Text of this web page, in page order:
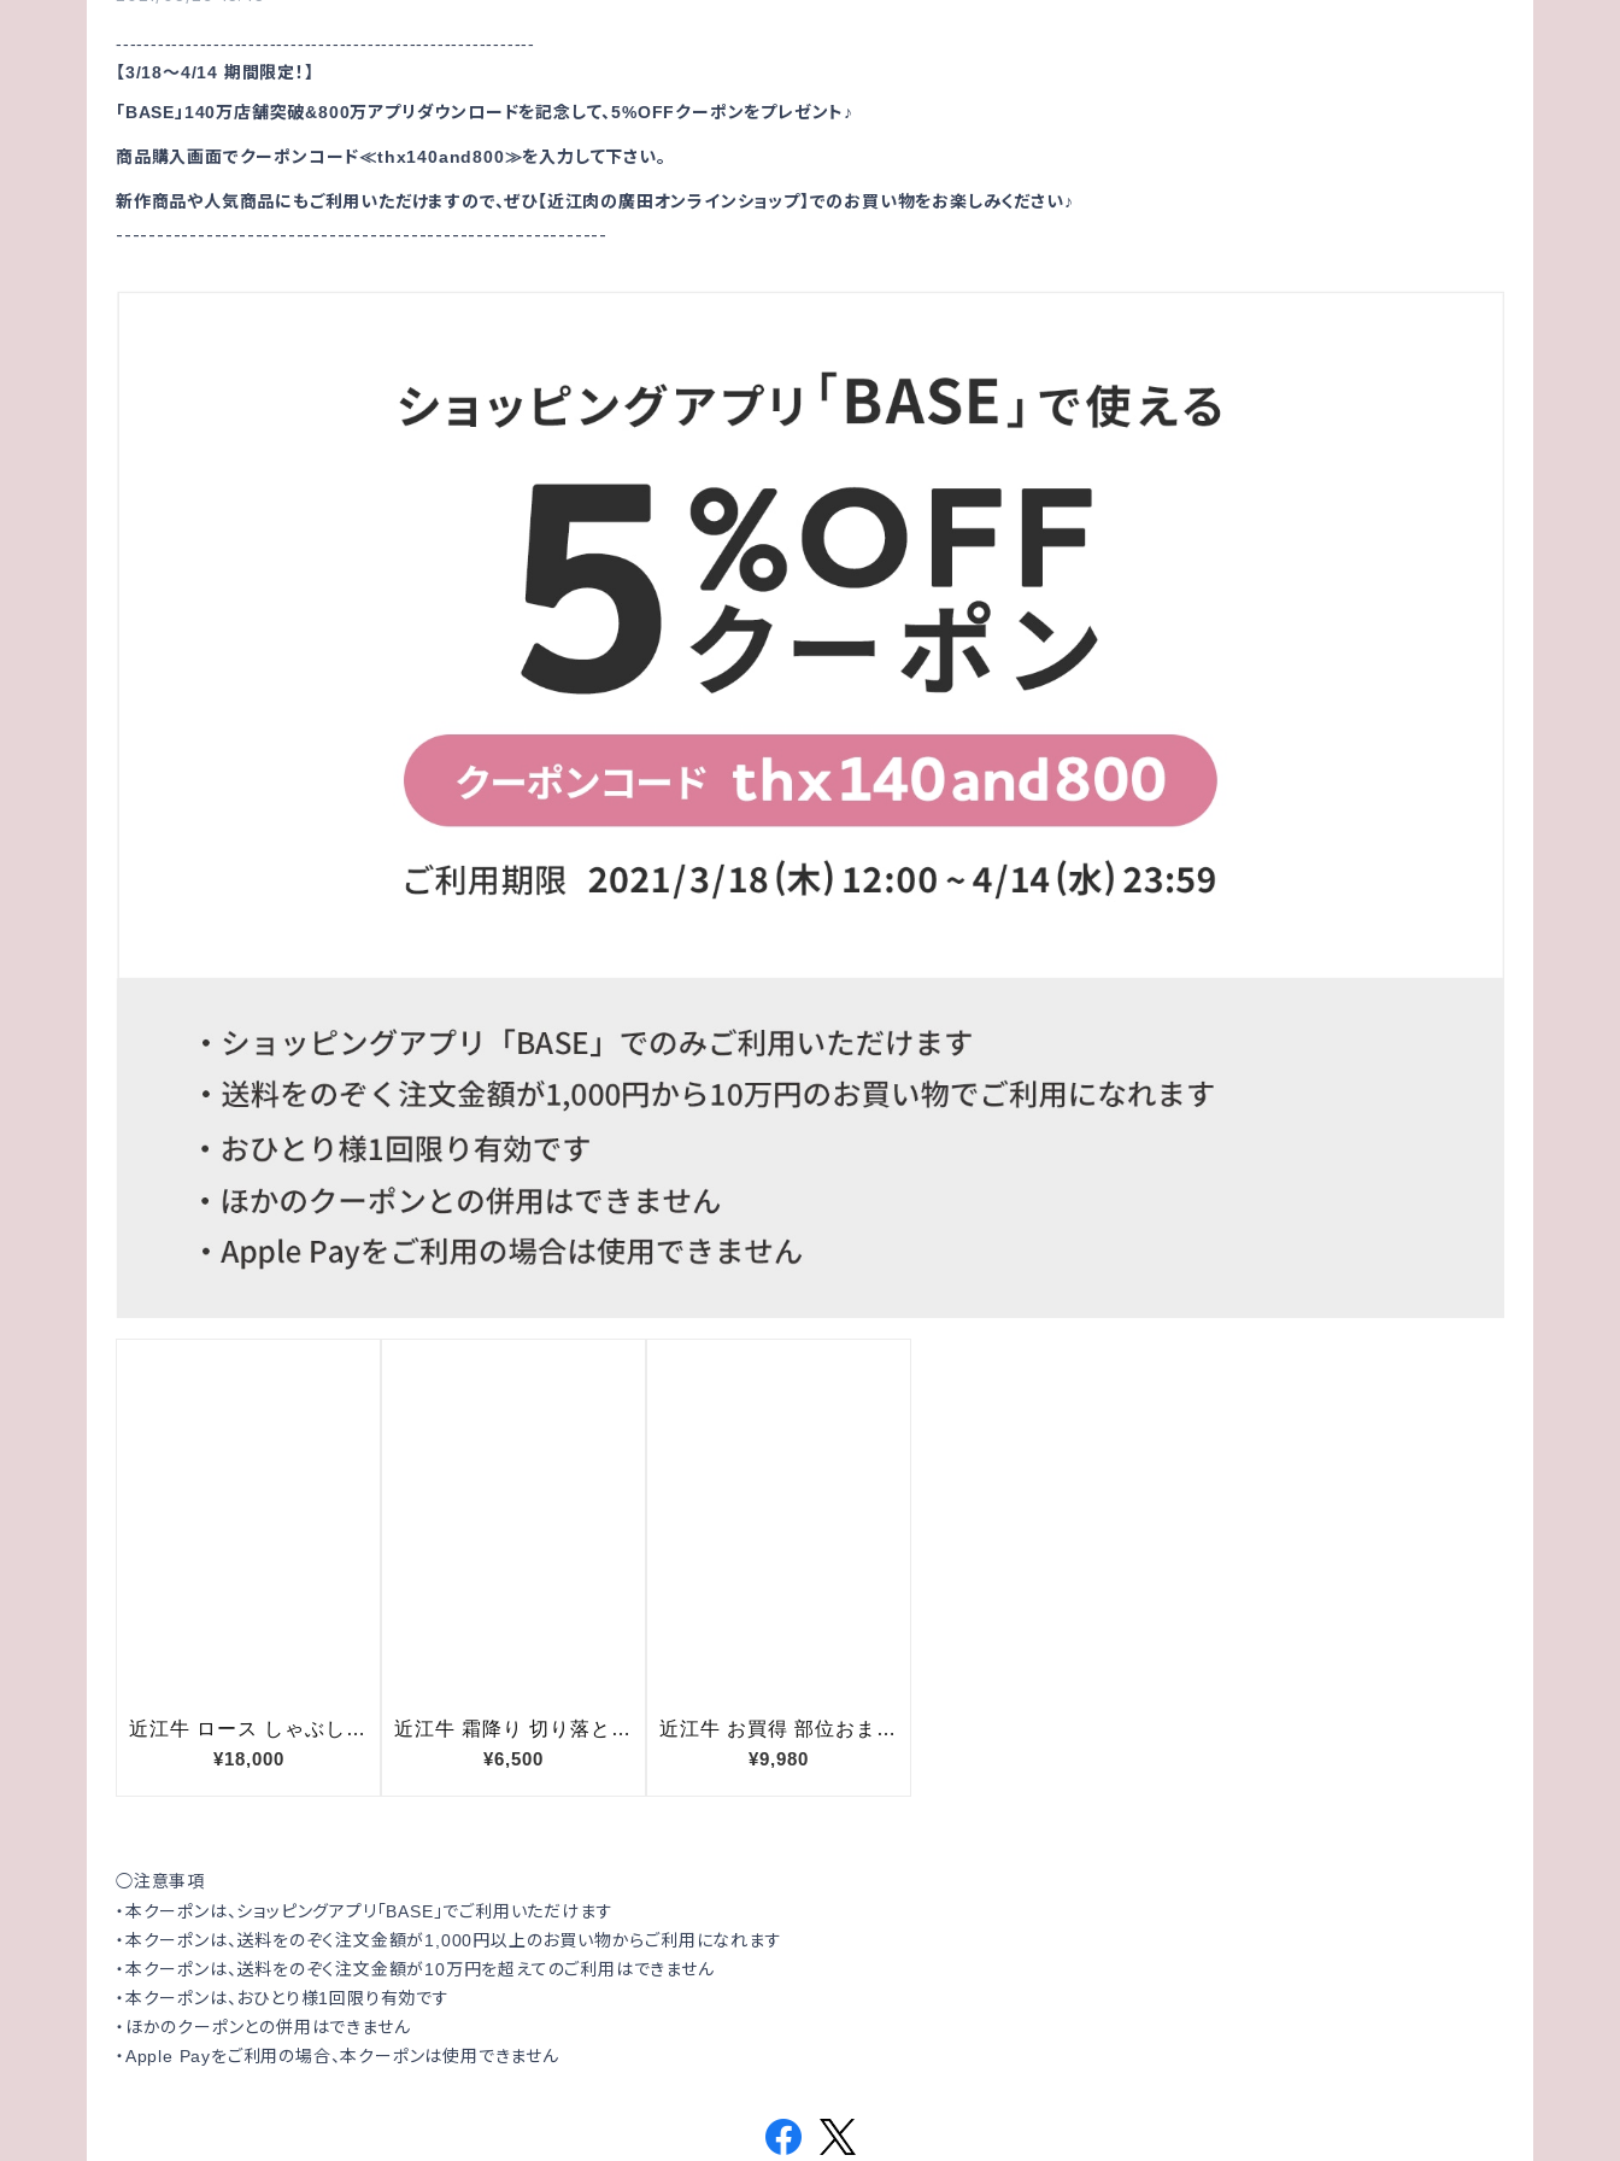
------------------------------------------------------------
【3/18～4/14 期間限定！】
「BASE 」 140万店舗突破&800万アプリダウンロードを記念して、5%OFFクーポンをプレゼント♪
商品購入画面でクーポンコード≪thx140and800≫を入力して下さい。
新作商品や人気商品にもご利用いただけますので、ぜひ【近江肉の廣田オンラインショップ】でのお買い物をお楽しみください♪
------------------------------------------------------------
◯注意事項
・本クーポンは、ショッピングアプリ「BASE 」でご利用いただけます
・本クーポンは、送料をのぞく注文金額が1,000円以上のお買い物からご利用になれます
・本クーポンは、送料をのぞく注文金額が10万円を超えてのご利用はできません
・本クーポンは、おひとり様1 回限り有効です
・ほかのクーポンとの併用はできません
・Apple Payをご利用の場合、本クーポンは使用できません